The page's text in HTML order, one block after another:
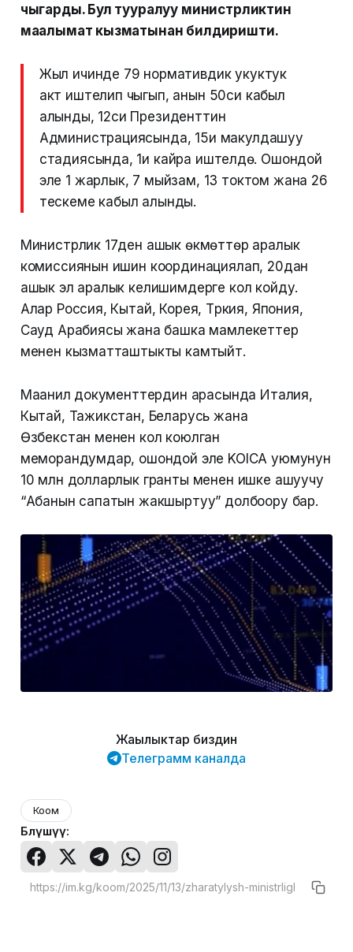
чыгарды. Бул тууралуу министрликтин
маалымат кызматынан билдиришти.
Жыл ичинде 79 нормативдик укуктук
акт иштелип чыгып, анын 50си кабыл
алынды, 12си Президенттин
Администрациясында, 15и макулдашуу
стадиясында, 1и кайра иштелүүдө. Ошондой
эле 1 жарлык, 7 мыйзам, 13 токтом жана 26
тескеме кабыл алынды.
Министрлик 17ден ашык өкмөттөр аралык
комиссиянын ишин координациялап, 20дан
ашык эл аралык келишимдерге кол койду.
Алар Россия, Кытай, Корея, Түркия, Япония,
Сауд Арабиясы жана башка мамлекеттер
менен кызматташтыкты камтыйт.
Маанилүү документтердин арасында Италия,
Кытай, Тажикстан, Беларусь жана
Өзбекстан менен кол коюлган
меморандумдар, ошондой эле KOICA уюмунун
10 млн долларлык гранты менен ишке ашуучу
“Абанын сапатын жакшыртуу” долбоору бар.
Жаңылыктар биздин
Телеграмм каналда
Коом
Бөлүшүү: